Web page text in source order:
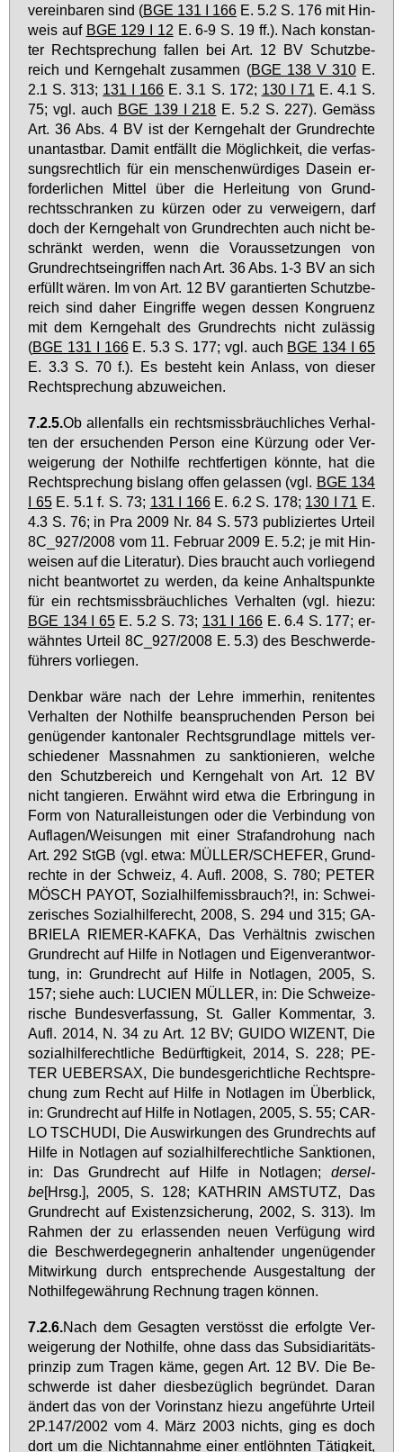
ver­ein­ba­ren sind (BGE 131 I 166 E. 5.2 S. 176 mit Hin­
weis auf BGE 129 I 12 E. 6-9 S. 19 ff.). Nach kon­stan­
ter Recht­spre­chung fal­len bei Art. 12 BV Schutz­be­
reich und Kern­ge­halt zu­sam­men (BGE 138 V 310E.
2.1 S. 313; 131 I 166 E. 3.1 S. 172; 130 I 71 E. 4.1 S.
75; vgl. auch BGE 139 I 218 E. 5.2 S. 227). Ge­mäss
Art. 36 Abs. 4 BV ist der Kern­ge­halt der Grund­rech­te
un­an­tast­bar. Da­mit ent­fällt die Mög­lich­keit, die ver­fas­
sungs­recht­lich für ein men­schen­wür­di­ges Da­sein er­
for­der­li­chen Mit­tel über die Her­lei­tung von Grund­
rechts­schran­ken zu kür­zen oder zu ver­wei­gern, darf
doch der Kern­ge­halt von Grund­rech­ten auch nicht be­
schränkt wer­den, wenn die Vor­aus­set­zun­gen von
Grund­rechts­ein­grif­fen nach Art. 36 Abs. 1-3 BV an sich
er­füllt wä­ren. Im von Art. 12 BV ga­ran­tier­ten Schutz­be­
reich sind da­her Ein­grif­fe we­gen des­sen Kon­gru­enz
mit dem Kern­ge­halt des Grund­rechts nicht zu­läs­sig
(BGE 131 I 166E. 5.3 S. 177; vgl. auch BGE 134 I 65
E. 3.3 S. 70 f.). Es be­steht kein An­lass, von die­ser
Recht­spre­chung ab­zu­wei­chen.
7.2.5.Ob al­len­falls ein rechts­miss­bräuch­li­ches Ver­hal­
ten der er­su­chen­den Per­son ei­ne Kür­zung oder Ver­
wei­ge­rung der Not­hil­fe recht­fer­ti­gen könn­te, hat die
Recht­spre­chung bis­lang of­fen ge­las­sen (vgl. BGE 134
I 65E. 5.1 f. S. 73; 131 I 166E. 6.2 S. 178; 130 I 71 E.
4.3 S. 76; in Pra 2009 Nr. 84 S. 573 pu­bli­zier­tes Ur­teil
8C_927/2008 vom 11. Fe­bru­ar 2009 E. 5.2; je mit Hin­
wei­sen auf die Li­te­ra­tur). Dies braucht auch vor­lie­gend
nicht be­ant­wor­tet zu wer­den, da kei­ne An­halts­punk­te
für ein rechts­miss­bräuch­li­ches Ver­hal­ten (vgl. hie­zu:
BGE 134 I 65E. 5.2 S. 73; 131 I 166 E. 6.4 S. 177; er­
wähn­tes Ur­teil 8C_927/2008 E. 5.3) des Be­schwer­de­
füh­rers vor­lie­gen.
Denk­bar wä­re nach der Leh­re im­mer­hin, re­ni­ten­tes
Ver­hal­ten der Not­hil­fe be­an­spru­chen­den Per­son bei
ge­nü­gen­der kan­to­na­ler Rechts­grund­la­ge mit­tels ver­
schie­de­ner Mass­nah­men zu sank­tio­nie­ren, wel­che
den Schutz­be­reich und Kern­ge­halt von Art. 12 BV
nicht tan­gie­ren. Er­wähnt wird et­wa die Er­brin­gung in
Form von Na­tu­ral­leis­tun­gen oder die Ver­bin­dung von
Auf­la­gen/Wei­sun­gen mit ei­ner Straf­an­dro­hung nach
Art. 292 StGB (vgl. et­wa: MÜL­LER/SCHEFER, Grund­
rech­te in der Schweiz, 4. Aufl. 2008, S. 780; PE­TER
MÖSCH PAYOT, So­zi­al­hil­fe­miss­brauch?!, in: Schwei­
ze­ri­sches So­zi­al­hil­fe­recht, 2008, S. 294 und 315; GA­
BRIE­LA RIE­MER-KAF­KA, Das Ver­hält­nis zwi­schen
Grund­recht auf Hil­fe in Not­la­gen und Ei­gen­ver­ant­wor­
tung, in: Grund­recht auf Hil­fe in Not­la­gen, 2005, S.
157; sie­he auch: LU­CI­EN MÜL­LER, in: Die Schwei­ze­
ri­sche Bun­des­ver­fas­sung, St. Gal­ler Kom­men­tar, 3.
Aufl. 2014, N. 34 zu Art. 12 BV; GUI­DO WI­ZENT, Die
so­zi­al­hil­fe­recht­li­che Be­dürf­tig­keit, 2014, S. 228; PE­
TER UE­BER­SAX, Die bun­des­ge­richt­li­che Recht­spre­
chung zum Recht auf Hil­fe in Not­la­gen im Über­blick,
in: Grund­recht auf Hil­fe in Not­la­gen, 2005, S. 55; CAR­
LO TSCHU­DI, Die Aus­wir­kun­gen des Grund­rechts auf
Hil­fe in Not­la­gen auf so­zi­al­hil­fe­recht­li­che Sank­tio­nen,
in: Das Grund­recht auf Hil­fe in Not­la­gen;der­sel­
be[Hrsg.], 2005, S. 128; KATH­RIN AM­STUTZ, Das
Grund­recht auf Exis­tenz­si­che­rung, 2002, S. 313). Im
Rah­men der zu er­las­sen­den neu­en Ver­fü­gung wird
die Be­schwer­de­geg­ne­rin an­hal­ten­der un­ge­nü­gen­der
Mit­wir­kung durch ent­spre­chen­de Aus­ge­stal­tung der
Not­hil­fe­ge­wäh­rung Rech­nung tra­gen kön­nen.
7.2.6.Nach dem Ge­sag­ten ver­stösst die er­folg­te Ver­
wei­ge­rung der Not­hil­fe, oh­ne dass das Sub­si­dia­ri­täts­
prin­zip zum Tra­gen kä­me, ge­gen Art. 12 BV. Die Be­
schwer­de ist da­her dies­be­züg­lich be­grün­det. Dar­an
än­dert das von der Vor­in­stanz hie­zu an­ge­führ­te Ur­teil
2P.147/2002 vom 4. März 2003 nichts, ging es doch
dort um die Nicht­an­nah­me ei­ner ent­löhn­ten Tä­tig­keit,